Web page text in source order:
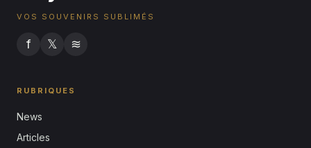
VOS SOUVENIRS SUBLIMÉS
f 𝕏 ≋
RUBRIQUES
News
Articles